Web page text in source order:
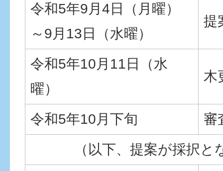
令和5年9月4日（月曜）
～9月13日（水曜）
提
令和5年10月11日（水
曜）
木
令和5年10月下旬
審
（以下、提案が採択と